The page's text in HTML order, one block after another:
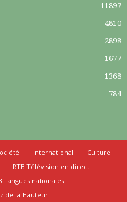
11897
4810
2898
1677
1368
784
International
Culture
RTB Télévision en direct
Langues nationales
de la Hauteur !